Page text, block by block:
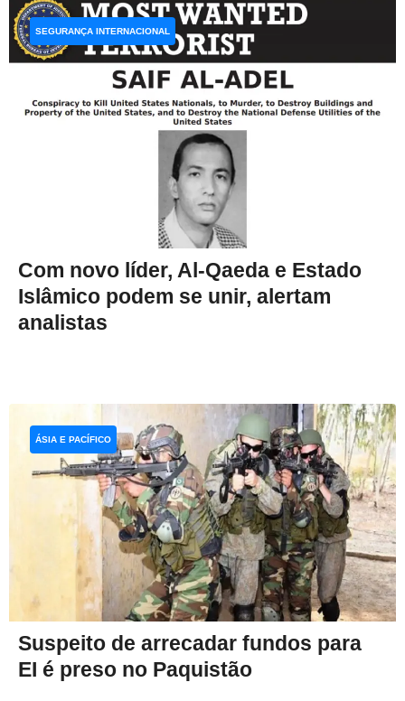
Com novo líder, Al-Qaeda e Estado
Islâmico podem se unir, alertam
analistas
SEGURANÇA INTERNACIONAL
Suspeito de arrecadar fundos para
EI é preso no Paquistão
ÁSIA E PACÍFICO